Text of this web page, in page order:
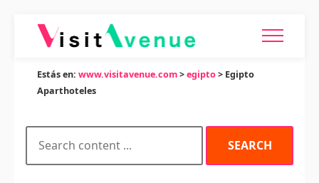
Estás en: www.visitavenue.com>egipto> Egipto
Aparthoteles